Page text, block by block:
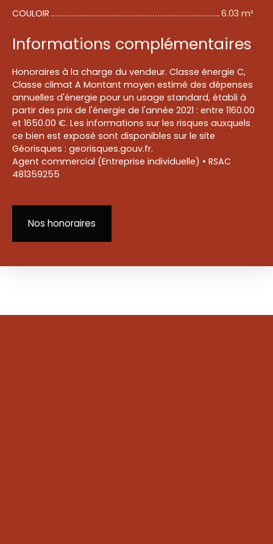
COULOIR
6.03 m²
Informations complémentaires
Honoraires à la charge du vendeur. Classe énergie C,
Classe climat A Montant moyen estimé des dépenses
annuelles d'énergie pour un usage standard, établi à
partir des prix de l'énergie de l'année 2021 : entre 1160.00
et 1650.00 €. Les informations sur les risques auxquels
ce bien est exposé sont disponibles sur le site
Géorisques : georisques.gouv.fr.
Agent commercial (Entreprise individuelle) • RSAC
481359255
Nos honoraires